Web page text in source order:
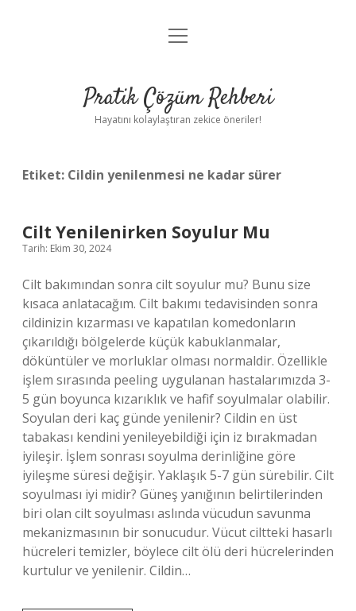
Anasayfa
Yasal Uyarı
menüyü
Pratik Çözüm Rehberi
Hayatını kolaylaştıran zekice öneriler!
Etiket: Cildin yenilenmesi ne kadar sürer
Cilt Yenilenirken Soyulur Mu
Tarih: Ekim 30, 2024
Cilt bakımından sonra cilt soyulur mu? Bunu size
kısaca anlatacağım. Cilt bakımı tedavisinden sonra
cildinizin kızarması ve kapatılan komedonların
çıkarıldığı bölgelerde küçük kabuklanmalar,
döküntüler ve morluklar olması normaldir. Özellikle
işlem sırasında peeling uygulanan hastalarımızda 3-
5 gün boyunca kızarıklık ve hafif soyulmalar olabilir.
Soyulan deri kaç günde yenilenir? Cildin en üst
tabakası kendini yenileyebildiği için iz bırakmadan
iyileşir. İşlem sonrası soyulma derinliğine göre
iyileşme süresi değişir. Yaklaşık 5-7 gün sürebilir. Cilt
soyulması iyi midir? Güneş yanığının belirtilerinden
biri olan cilt soyulması aslında vücudun savunma
mekanizmasının bir sonucudur. Vücut ciltteki hasarlı
hücreleri temizler, böylece cilt ölü deri hücrelerinden
kurtulur ve yenilenir. Cildin…